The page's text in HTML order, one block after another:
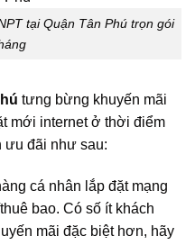
tại Quận Tân Phú trọn gói
tưng bừng khuyến mãi
mới internet ở thời điểm
ưu đãi như sau:
cá nhân lắp đặt mạng
bao. Có số ít khách
mãi đặc biệt hơn, hãy